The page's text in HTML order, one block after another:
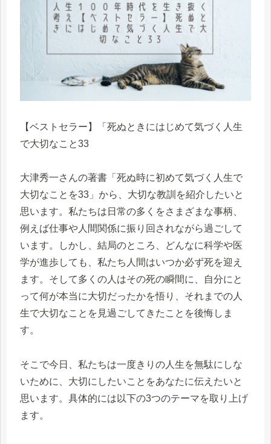
【ベストセラー】「死ぬときにはじめて気づく人生
で大切なこと33
大津秀一さんの著書「死ぬ時に初めて気づく人生で
大切なことを33」から、大切な教訓を紹介したいと
思います。私たちは日常の多くをさまざまな事柄、
例えば仕事や人間関係に振り回されながら過ごして
います。しかし、結局のところ、どんなに科学や医
学が進歩しても、私たち人間はいつか必ず死を迎え
ます。そして多くの人はその死の瞬間に、自分にと
って何が本当に大切だったかを悟り、それまでの人
生で大切なことを見過ごしてきたことを後悔しま
す。
そこで今日、私たちは一度きりの人生を無駄にしな
いために、大切にしたいことをあなたに伝えたいと
思います。具体的には以下の3つのテーマを取り上げ
ます。